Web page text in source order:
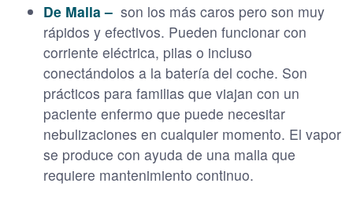
De Malla – son los más caros pero son muy
rápidos y efectivos. Pueden funcionar con
corriente eléctrica, pilas o incluso
conectándolos a la batería del coche. Son
prácticos para familias que viajan con un
paciente enfermo que puede necesitar
nebulizaciones en cualquier momento. El vapor
se produce con ayuda de una malla que
requiere mantenimiento continuo.